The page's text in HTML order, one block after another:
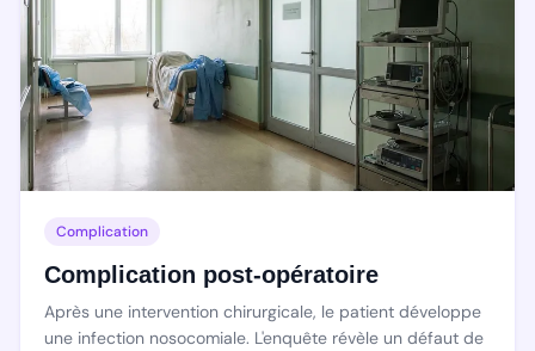
Complication
Complication post-opératoire
Après une intervention chirurgicale, le patient développe
une infection nosocomiale. L'enquête révèle un défaut de